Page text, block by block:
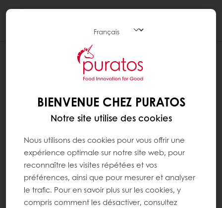
BIENVENUE CHEZ PURATOS
Notre site utilise des cookies
Nous utilisons des cookies pour vous offrir une
expérience optimale sur notre site web, pour
reconnaître les visites répétées et vos
préférences, ainsi que pour mesurer et analyser
le trafic. Pour en savoir plus sur les cookies, y
compris comment les désactiver, consultez